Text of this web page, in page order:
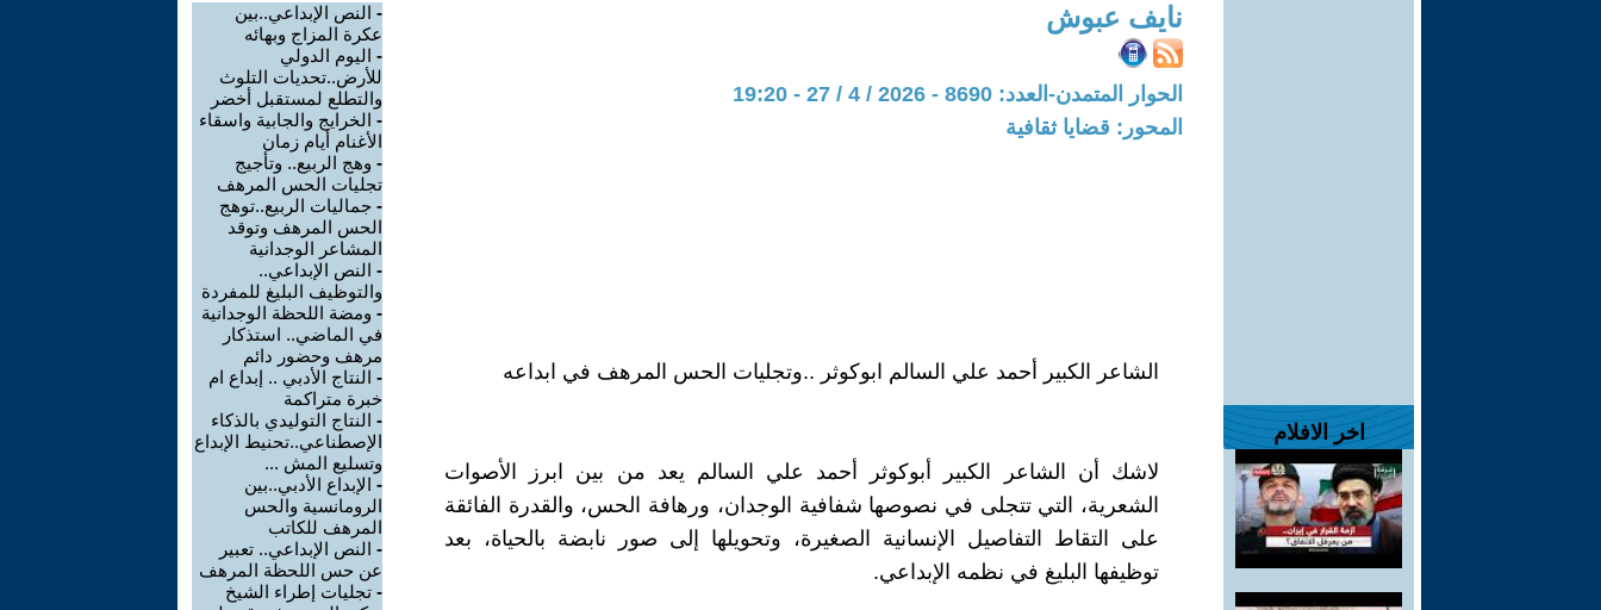
اخر الافلام
نايف عبوش
الحوار المتمدن-العدد: 8690 - 2026 / 4 / 27 - 19:20
المحور: قضايا ثقافية
الشاعر الكبير أحمد علي السالم ابوكوثر ..وتجليات الحس المرهف في ابداعه
لاشك أن الشاعر الكبير أبوكوثر أحمد علي السالم يعد من بين ابرز الأصوات
الشعرية، التي تتجلى في نصوصها شفافية الوجدان، ورهافة الحس، والقدرة الفائقة
على التقاط التفاصيل الإنسانية الصغيرة، وتحويلها إلى صور نابضة بالحياة، بعد
توظيفها البليغ في نظمه الإبداعي.
- النص الإبداعي..بين
عكرة المزاج وبهائه
- اليوم الدولي
للأرض..تحديات التلوث
والتطلع لمستقبل أخضر
- الخرايج والجابية واسقاء
الأغنام أيام زمان
- وهج الربيع.. وتأجيج
تجليات الحس المرهف
- جماليات الربيع..توهج
الحس المرهف وتوقد
المشاعر الوجدانية
- النص الإبداعي..
والتوظيف البليغ للمفردة
- ومضة اللحظة الوجدانية
في الماضي.. استذكار
مرهف وحضور دائم
- النتاج الأدبي .. إبداع ام
خبرة متراكمة
- النتاج التوليدي بالذكاء
الإصطناعي..تحنيط الإبداع
وتسليع المش ...
- الإبداع الأدبي..بين
الرومانسية والحس
المرهف للكاتب
- النص الإبداعي.. تعبير
عن حس اللحظة المرهف
- تجليات إطراء الشيخ